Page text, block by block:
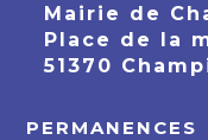
Mairie de
Place de la
51370
PERMANENCES